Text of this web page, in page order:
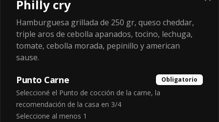
de los laminas extra gruesas de
smokedcaramel jam, triple queso
cheddar, cebolla caramelizada, queso
crema y pimentón flambeado.
$9.990
Doble haburguesa grillada de 250 gr,
cubierta por una gigantesca ola de
salsa cristal onion, doble queso
cheddar, lechuga, bacon artesanal
ahumado preparado lentamente en el
Philly cry
Hamburguesa grillada de 250 gr, queso cheddar,
triple aros de cebolla apanados, tocino, lechuga,
tomate, cebolla morada, pepinillo y american
sause.
Punto Carne Obligatorio
Seleccioné el Punto de cocción de la carne, la
recomendación de la casa en 3/4
Seleccione al menos 1